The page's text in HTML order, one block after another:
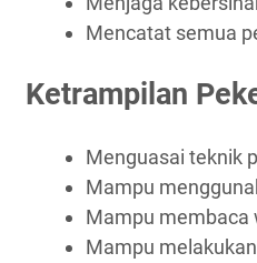
Mencatat semua
Ketrampilan
Menguasai teknik
Mampu
Mampu membaca
Mampu